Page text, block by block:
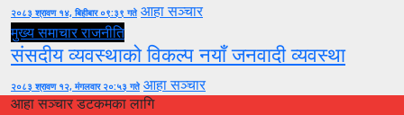
२०८३ श्रावण १४, बिहीबार ०९:३९ गते आहा सञ्चार
मुख्य समाचारराजनीति
संसदीय व्यवस्थाको विकल्प नयाँ जनवादी व्यवस्था
२०८३ श्रावण १२, मंगलवार २०:५३ गते आहा सञ्चार
आहा सञ्चार डटकमका लागि